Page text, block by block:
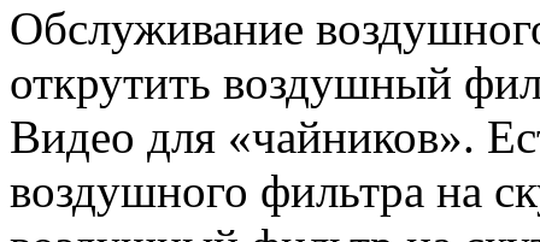
Обслуживание
открутить воздушный
Видео для «чайников».
воздушного фильтра на